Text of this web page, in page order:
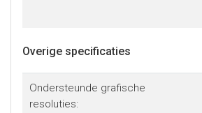
Overige specificaties
Ondersteunde grafische
resoluties: